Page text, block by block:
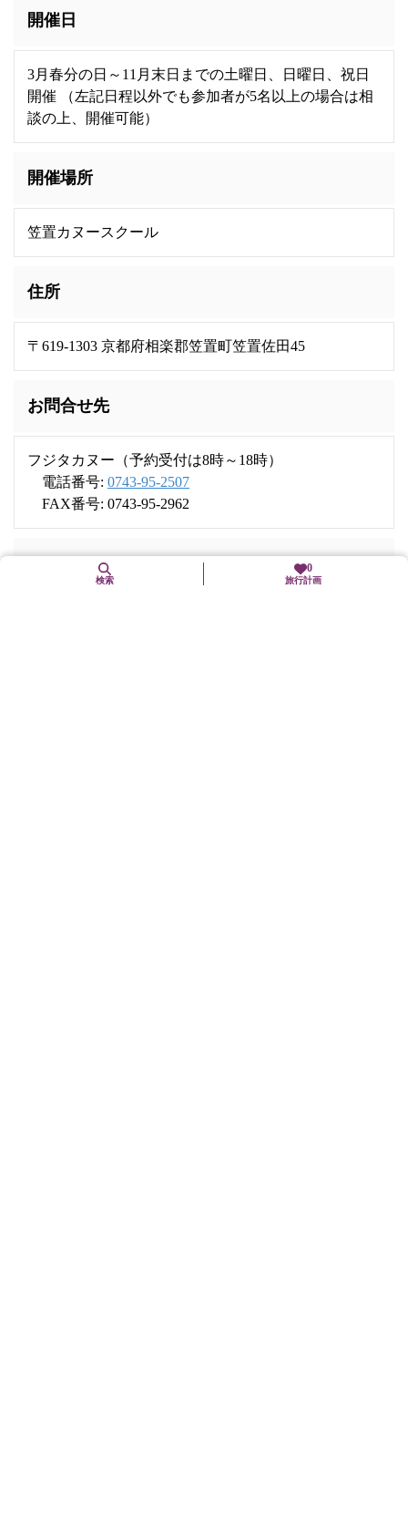
開催日
3月春分の日～11月末日までの土曜日、日曜日、祝日
開催 （左記日程以外でも参加者が5名以上の場合は相
談の上、開催可能）
開催場所
笠置カヌースクール
住所
〒619-1303 京都府相楽郡笠置町笠置佐田45
お問合せ先
フジタカヌー（予約受付は8時～18時）
電話番号: 0743-95-2507
FAX番号: 0743-95-2962
Webサイト 0
旅行計画
検索